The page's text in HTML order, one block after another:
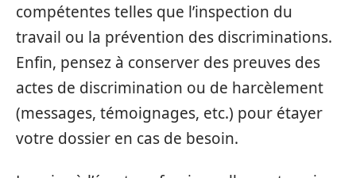
compétentes telles que l’inspection du
travail ou la prévention des discriminations.
Enfin, pensez à conserver des preuves des
actes de discrimination ou de harcèlement
(messages, témoignages, etc.) pour étayer
votre dossier en cas de besoin.